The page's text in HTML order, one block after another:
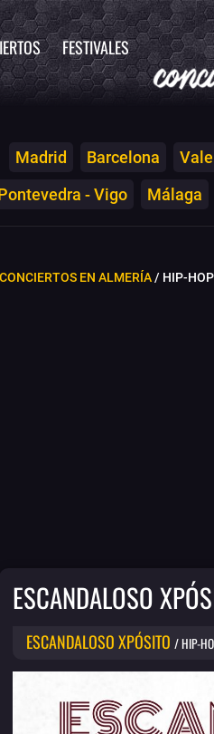
FESTIVALES
Madrid Barcelona
- Vigo Málaga
CONCIERTOS EN ALMERÍA/ HIP-HOP
ESCANDALOSO
ESCANDALOSO XPÓSITO / HIP-